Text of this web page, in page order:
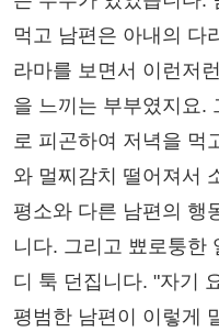
먹고 남편은 아내의 다
라마를 보면서 이런저
을 느끼는 부부였지요.
로 피곤하여 저녁을 먹
와 멀찌감치 떨어져서
평소와 다른 남편의 행
니다. 그리고 뾰로퉁한
디 툭 던집니다. "자기
평범한 남편이 이렇게